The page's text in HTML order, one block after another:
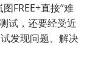
FREE+直接“难
试，还要经受近
发现问题、解决